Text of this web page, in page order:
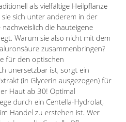
als vielfältige Heilpflanze
sich unter anderem in der
nachweislich die hauteigene
Warum sie also nicht mit dem
zusammenbringen?
für den optischen
unersetzbar ist, sorgt ein
(in Glycerin ausgezogen) für
Haut ab 30! Optimal
durch ein Centella-Hydrolat,
Handel zu erstehen ist. Wer